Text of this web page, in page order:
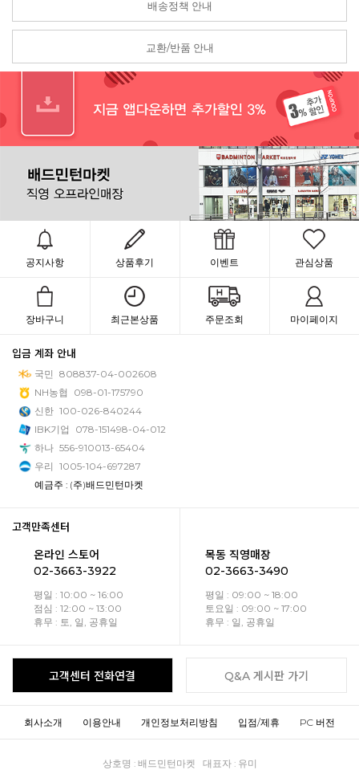
배송정책 안내
교환/반품 안내
공지사항 상품후기 이벤트 관심상품
장바구니 최근본상품 주문조회 마이페이지
입금 계좌 안내
국민 808837-04-002608
NH농협
098-01-175790
신한 100-026-840244
IBK기업
078-151498-04-012
하나 556-910013-65404
우리 1005-104-697287
예금주 : (주)배드민턴마켓
고객만족센터
온라인 스토어
02-3663-3922
평일 : 10:00 ~ 16:00
점심 : 12:00 ~ 13:00
휴무 : 토, 일, 공휴일
목동 직영매장
02-3663-3490
평일 : 09:00 ~ 18:00
토요일 : 09:00 ~ 17:00
휴무 : 일, 공휴일
고객센터 전화연결 Q&A 게시판 가기
회사소개 이용안내 개인정보처리방침 입점/제휴 PC 버전
상호명 : 배드민턴마켓 대표자 : 유미